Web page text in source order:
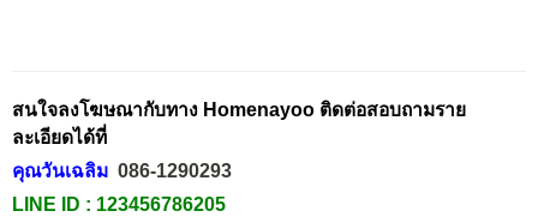
สนใจลงโฆษณากับทาง Homenayoo ติดต่อสอบถามราย
ละเอียดได้ที่
คุณวันเฉลิม 086-1290293
LINE ID : 123456786205